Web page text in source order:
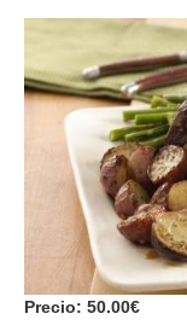
Precio: 50.00€